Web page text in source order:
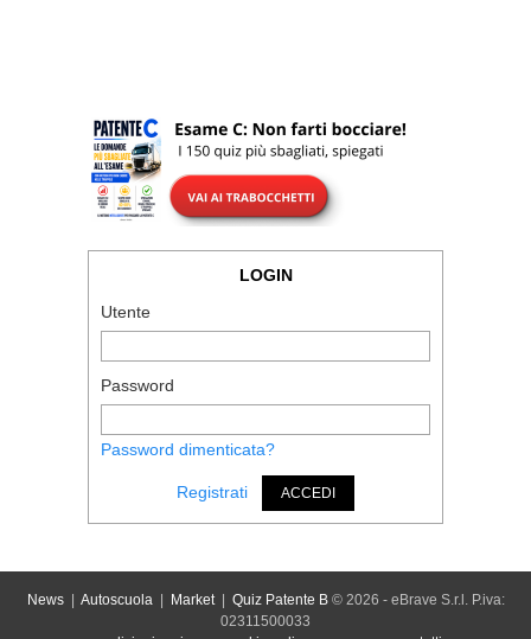
LOGIN
Utente
Password
Password dimenticata?
Registrati ACCEDI
News| Autoscuola| Market| Quiz Patente B© 2026 - eBrave S.r.l. P.iva:
02311500033